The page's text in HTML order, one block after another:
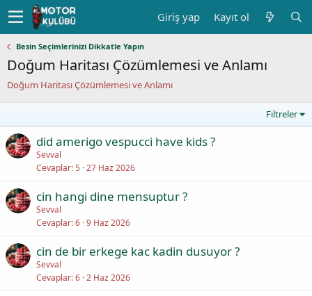
Giriş yap Kayıt ol
Besin Seçimlerinizi Dikkatle Yapın
Doğum Haritası Çözümlemesi ve Anlamı
Doğum Haritası Çözümlemesi ve Anlamı
Filtreler
did amerigo vespucci have kids ?
Sevval
Cevaplar 5 27 Haz 2026
cin hangi dine mensuptur ?
Sevval
Cevaplar 6 9 Haz 2026
cin de bir erkege kac kadin dusuyor ?
Sevval
Cevaplar 6 2 Haz 2026